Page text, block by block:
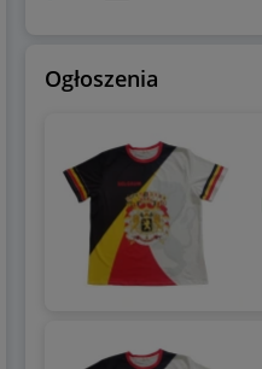
Ogłoszenia